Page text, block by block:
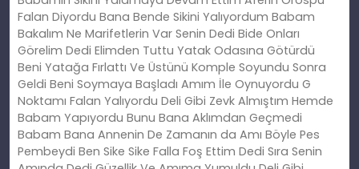
Falan Diyordu Bana Bende Sikini Yalıyordum Babam
Bakalım Ne Marifetlerin Var Senin Dedi Bide Onları
Görelim Dedi Elimden Tuttu Yatak Odasına Götürdü
Beni Yatağa Fırlattı Ve Üstünü Komple Soyundu Sonra
Geldi Beni Soymaya Başladı Amım İle Oynuyordu G
Noktamı Falan Yalıyordu Deli Gibi Zevk Almıştım Hemde
Babam Yapıyordu Bunu Bana Aklımdan Geçmedi
Babam Bana Annenin De Zamanın da Amı Böyle Pes
Pembeydi Ben Sike Sike Falla Foş Ettim Dedi Sıra Senin